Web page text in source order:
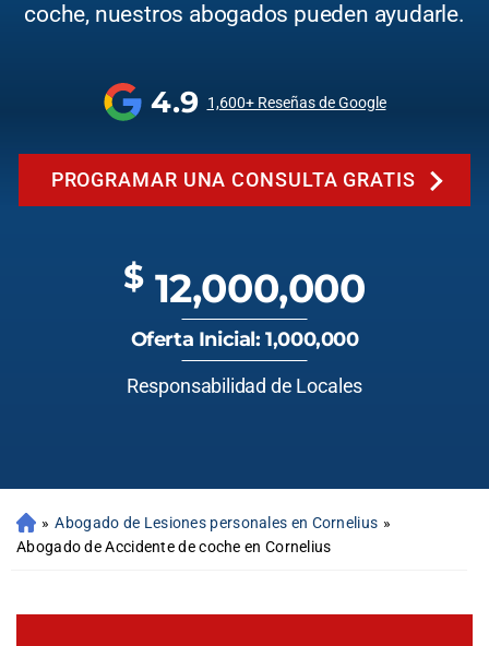
coche, nuestros abogados pueden ayudarle.
4.9 1,600+ Reseñas de Google
PROGRAMAR UNA CONSULTA GRATIS
$ 12,000,000
Oferta Inicial: 1,000,000
Responsabilidad de Locales
» Abogado de Lesiones personales en Cornelius »
Abogado de Accidente de coche en Cornelius